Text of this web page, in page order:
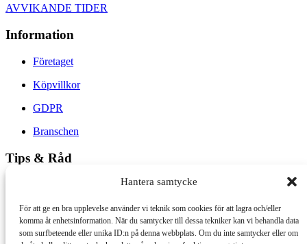
Hantera samtycke
För att ge en bra upplevelse använder vi teknik som cookies för att lagra och/eller
komma åt enhetsinformation. När du samtycker till dessa tekniker kan vi behandla data
som surfbeteende eller unika ID:n på denna webbplats. Om du inte samtycker eller om
AVVIKANDE TIDER
Information
Företaget
Köpvillkor
GDPR
Branschen
Tips & Råd
Arbetsbeskrivning för Trätjära
Terpentin och linoljefärg
Slamfärg